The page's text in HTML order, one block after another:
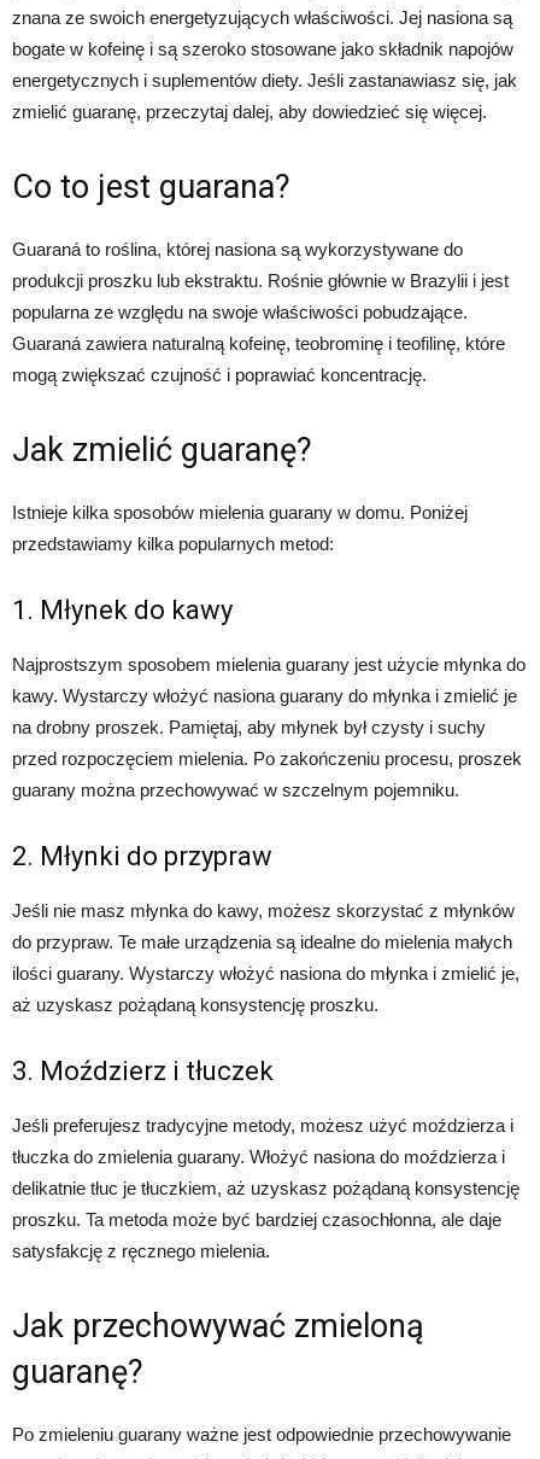
znana ze swoich energetyzujących właściwości. Jej nasiona są
bogate w kofeinę i są szeroko stosowane jako składnik napojów
energetycznych i suplementów diety. Jeśli zastanawiasz się, jak
zmielić guaranę, przeczytaj dalej, aby dowiedzieć się więcej.
Co to jest guarana?
Guaraná to roślina, której nasiona są wykorzystywane do
produkcji proszku lub ekstraktu. Rośnie głównie w Brazylii i jest
popularna ze względu na swoje właściwości pobudzające.
Guaraná zawiera naturalną kofeinę, teobrominę i teofilinę, które
mogą zwiększać czujność i poprawiać koncentrację.
Jak zmielić guaranę?
Istnieje kilka sposobów mielenia guarany w domu. Poniżej
przedstawiamy kilka popularnych metod:
1. Młynek do kawy
Najprostszym sposobem mielenia guarany jest użycie młynka do
kawy. Wystarczy włożyć nasiona guarany do młynka i zmielić je
na drobny proszek. Pamiętaj, aby młynek był czysty i suchy
przed rozpoczęciem mielenia. Po zakończeniu procesu, proszek
guarany można przechowywać w szczelnym pojemniku.
2. Młynki do przypraw
Jeśli nie masz młynka do kawy, możesz skorzystać z młynków
do przypraw. Te małe urządzenia są idealne do mielenia małych
ilości guarany. Wystarczy włożyć nasiona do młynka i zmielić je,
aż uzyskasz pożądaną konsystencję proszku.
3. Moździerz i tłuczek
Jeśli preferujesz tradycyjne metody, możesz użyć moździerza i
tłuczka do zmielenia guarany. Włożyć nasiona do moździerza i
delikatnie tłuc je tłuczkiem, aż uzyskasz pożądaną konsystencję
proszku. Ta metoda może być bardziej czasochłonna, ale daje
satysfakcję z ręcznego mielenia.
Jak przechowywać zmieloną
guaranę?
Po zmieleniu guarany ważne jest odpowiednie przechowywanie